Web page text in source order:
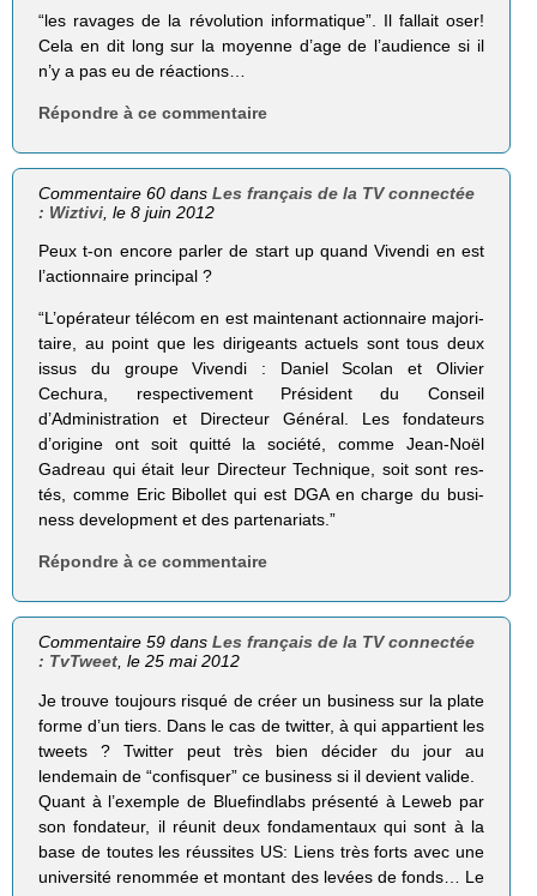
“les ravages de la révo­lu­tion infor­ma­tique”. Il fallait oser!
Cela en dit long sur la moyenne d’age de l’audience si il
n’y a pas eu de réactions…
Répondre à ce commentaire
Commentaire 60 dansLes français de la TV connectée
: Wiztivi , le 8 juin 2012
Peux t-on encore parler de start up quand Vivendi en est
l’actionnaire principal ?
“L’opérateur télé­com en est main­te­nant action­naire majo­ri­
taire, au point que les diri­geants actuels sont tous deux
issus du groupe Vivendi : Daniel Sco­lan et Oli­vier
Cechura, res­pec­ti­ve­ment Pré­sident du Conseil
d’Administration et Direc­teur Géné­ral. Les fon­da­teurs
d’origine ont soit quitté la société, comme Jean-Noël
Gadreau qui était leur Direc­teur Tech­nique, soit sont res­
tés, comme Eric Bibol­let qui est DGA en charge du busi­
ness deve­lop­ment et des partenariats.”
Répondre à ce commentaire
Commentaire 59 dansLes français de la TV connectée
: TvTweet, le 25 mai 2012
Je trouve toujours risqué de créer un business sur la plate
forme d’un tiers. Dans le cas de twitter, à qui appartient les
tweets ? Twitter peut très bien décider du jour au
lendemain de “confisquer” ce business si il devient valide.
Quant à l’exemple de Bluefindlabs présenté à Leweb par
son fondateur, il réunit deux fondamentaux qui sont à la
base de toutes les réussites US: Liens très forts avec une
université renommée et montant des levées de fonds… Le